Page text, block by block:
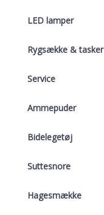
LED lamper
Rygsække & tasker
Service
Ammepuder
Bidelegetøj
Suttesnore
Hagesmække